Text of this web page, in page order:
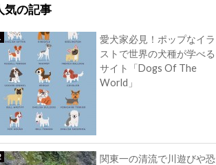
気の記事
愛犬家必見！ポップなイラ
ストで世界の犬種が学べる
サイト「Dogs Of The
World」
関東一の清流で川遊びや恐